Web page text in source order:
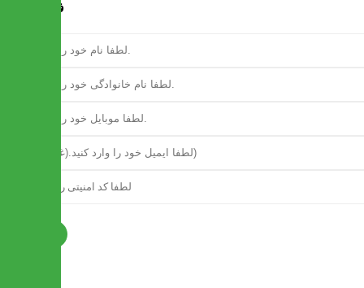
فرم ثبت نام